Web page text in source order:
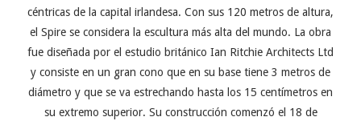
céntricas de la capital irlandesa. Con sus 120 metros de altura,
el Spire se considera la escultura más alta del mundo. La obra
fue diseñada por el estudio británico Ian Ritchie Architects Ltd
y consiste en un gran cono que en su base tiene 3 metros de
diámetro y que se va estrechando hasta los 15 centímetros en
su extremo superior. Su construcción comenzó el 18 de